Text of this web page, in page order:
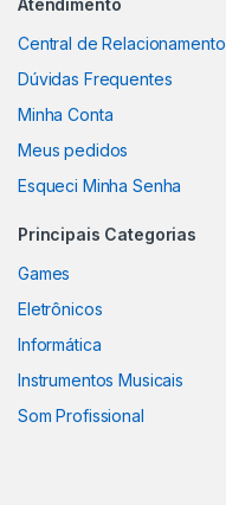
Central de Relacionamento
Dúvidas Frequentes
Minha Conta
Meus pedidos
Esqueci Minha Senha
Principais Categorias
Games
Eletrônicos
Informática
Instrumentos Musicais
Som Profissional